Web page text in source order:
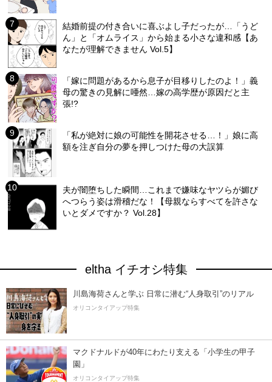
結婚前提の付き合いに喜ぶよし子だったが…「うど
ん」と「オムライス」から始まる小さな違和感【あ
なたが理解できません Vol.5】
「嫁に問題があるから息子が目移りしたのよ！」義
母の驚きの見解に唖然…嫁の高学歴が原因だと主
張!?
「私が絶対に娘の可能性を開花させる…！」娘に高
額を注ぎ自分の夢を押しつけた母の大誤算
夫が闇堕ちした瞬間…これまで嫌味なヤツらが媚び
へつらう姿は滑稽だな！【母親ならすべてを許さな
いとダメですか？ Vol.28】
eltha イチオシ特集
川島海荷さんと学ぶ 日常に潜む“人身取引”のリアル
オリコンタイアップ特集
マクドナルドが40年にわたり支える「小学生の甲子
園」
オリコンタイアップ特集